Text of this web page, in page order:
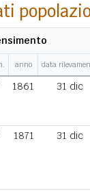
anno data
1861 31 dic
1871 31 dic